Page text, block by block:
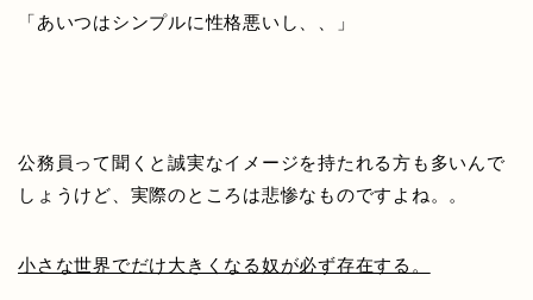
「あいつはシンプルに性格悪いし、、」
公務員って聞くと誠実なイメージを持たれる方も多いんで
しょうけど、実際のところは悲惨なものですよね。。
小さな世界でだけ大きくなる奴が必ず存在する。